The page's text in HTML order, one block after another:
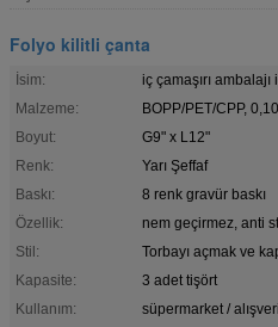
Folyo kilitli çanta
İsim:
iç çamaşırı
Malzeme:
BOPP/PET/CPP,
Boyut:
G9" x L12"
Renk:
Yarı Şeffaf
Baskı:
8 renk gravür baskı
Özellik:
nem geçirmez, anti
Stil:
Torbayı açmak ve
Kapasite:
3 adet tişört
Kullanım:
süpermarket /